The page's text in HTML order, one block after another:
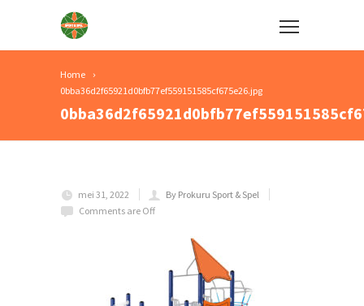
Home
0bba36d2f65921d0bfb77ef559151585cf675e26.jpg
mei 31, 2022
By Prokuru Sport & Spel
Comments are Off